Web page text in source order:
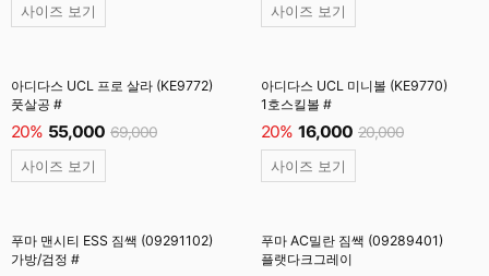
사이즈 보기 사이즈 보기
아디다스 UCL 프로 살라 (KE9772)
풋살공 #
20% 55,000 69,000
사이즈 보기
아디다스 UCL 미니볼 (KE9770)
1호스킬볼 #
20% 16,000 20,000
사이즈 보기
푸마 맨시티 ESS 짐쌕 (09291102)
가방/검정 #
푸마 AC밀란 짐쌕 (09289401)
플랫다크그레이